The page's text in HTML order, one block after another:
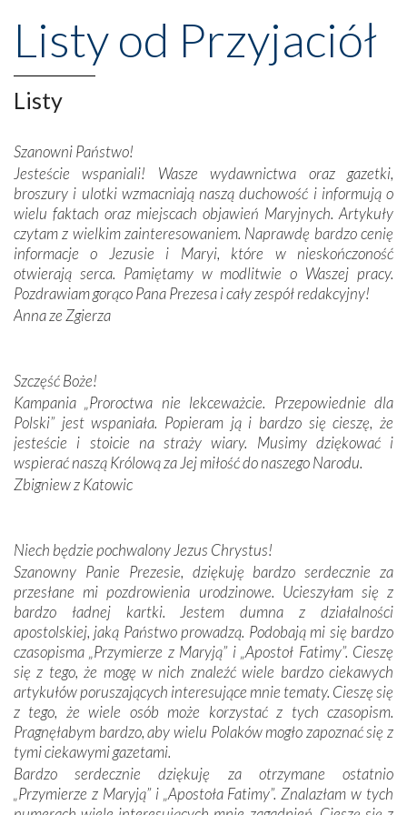
wznoszono na chwałę Bożą, na przykład – w podzięce za
Opatrznościową pomoc w wygranej bitwie o
niepodległość kraju. Zachwyt budziła potężna, a zarazem
misterna architektura tych monumentalnych dzieł,
wspaniałe zdobienia, dbałość ich twórców o detale,
budowniczych.
Podążyliśmy też śladami fatimskich wizjonerów – Łucji
dos Santos oraz świętych Hiacynty i Franciszka Marto.
Modliliśmy się przy ich grobach. Odprawiliśmy Drogę
Krzyżową w ich rodzinnych stronach, odwiedziliśmy
domy, w których żyli.
W miejscu objawień Matki Bożej zapaliliśmy świece
Podczas tej kilkudniowej wyprawy na każdym kroku
spotykaliśmy się z serdeczną otwartością
Portugalczyków. Podziwialiśmy ich ludową sztukę i
zwyczaje. Mimo że nasze kraje są od siebie bardzo
oddalone, w żaden sposób nie czuliśmy się obco.
Sprawiła to oczywiście sama Matka Boża, ale też
kulturowa bliskość biorąca swój początek w naszej
mieliśmy okazję przekonać się, że Maryja swoją opieką
otacza nie tylko nasz naród, lecz wszystkie nacje, które
się Jej ufnie oddają, a także każdą osobę, która zawierza
Jej siebie oraz swych bliskich.
Dzieje Portugalii to również historia wierności Bogu i
odstępstw, także w życiu władców. Trudne momenty w
wymiarze tak osobistym, jak i zbiorowym, przypominają o
konieczności ciągłego zabiegania o własną duszę i o łaskę
Opatrzności. Wierność przynosi pomyślność –
przynajmniej w życiu duchowym. Odstępstwo owocuje
nieszczęściem i śmiercią. Te uniwersalne prawdy
przychodziły na myśl, gdy słuchaliśmy opowieści
Listy od Przyjaciół
Listy
Szanowni Państwo!
Jesteście wspaniali! Wasze wydawnictwa oraz gazetki,
broszury i ulotki wzmacniają naszą duchowość i informują o
wielu faktach oraz miejscach objawień Maryjnych. Artykuły
czytam z wielkim zainteresowaniem. Naprawdę bardzo cenię
informacje o Jezusie i Maryi, które w nieskończoność
otwierają serca. Pamiętamy w modlitwie o Waszej pracy.
Pozdrawiam gorąco Pana Prezesa i cały zespół redakcyjny!
Anna ze Zgierza
Szczęść Boże!
Kampania „Proroctwa nie lekceważcie. Przepowiednie dla
Polski” jest wspaniała. Popieram ją i bardzo się cieszę, że
jesteście i stoicie na straży wiary. Musimy dziękować i
wspierać naszą Królową za Jej miłość do naszego Narodu.
Zbigniew z Katowic
Niech będzie pochwalony Jezus Chrystus!
Szanowny Panie Prezesie, dziękuję bardzo serdecznie za
przesłane mi pozdrowienia urodzinowe. Ucieszyłam się z
bardzo ładnej kartki. Jestem dumna z działalności
apostolskiej, jaką Państwo prowadzą. Podobają mi się bardzo
czasopisma „Przymierze z Maryją” i „Apostoł Fatimy”. Cieszę
się z tego, że mogę w nich znaleźć wiele bardzo ciekawych
artykułów poruszających interesujące mnie tematy. Cieszę się
z tego, że wiele osób może korzystać z tych czasopism.
Pragnęłabym bardzo, aby wielu Polaków mogło zapoznać się z
tymi ciekawymi gazetami.
Bardzo serdecznie dziękuję za otrzymane ostatnio
„Przymierze z Maryją” i „Apostoła Fatimy”. Znalazłam w tych